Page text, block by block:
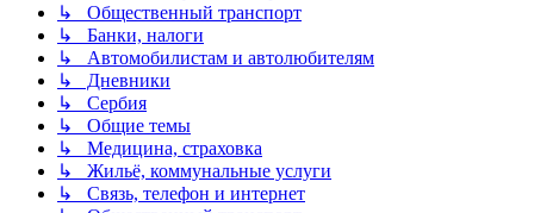
↳ Общественный транспорт
↳ Банки, налоги
↳ Автомобилистам и автолюбителям
↳ Дневники
↳ Сербия
↳ Общие темы
↳ Медицина, страховка
↳ Жильё, коммунальные услуги
↳ Связь, телефон и интернет